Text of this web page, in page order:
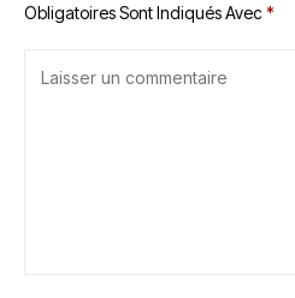
Obligatoires Sont Indiqués Avec*